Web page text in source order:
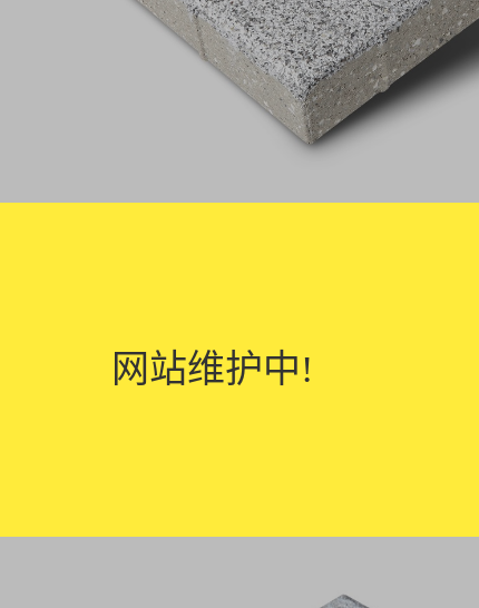
种新型的瓷砖产品，它具有以下特点：
瓷透水砖的表面仿真度高，能够呈现出自然石材的纹理和质感，具
瓷透水砖具有良好的透水性能，能够通过砖面的微孔和砖缝中的排
瓷透水砖的表面采用特殊处理，增加了其防滑性能，即使在潮湿的
透水砖采用的瓷器材料制造，具有良好的耐候性，能够适应气候和
瓷透水砖表面平整光滑，不易积尘和污染，使用起来方便，清洁维
透水砖兼具美观性、透水性和耐久性，适合用于户外环境的铺装。
网站维护中!